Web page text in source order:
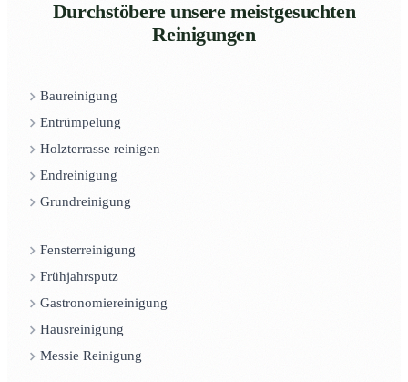
Durchstöbere unsere meistgesuchten
Reinigungen
Baureinigung
Entrümpelung
Holzterrasse reinigen
Endreinigung
Grundreinigung
Fensterreinigung
Frühjahrsputz
Gastronomiereinigung
Hausreinigung
Messie Reinigung